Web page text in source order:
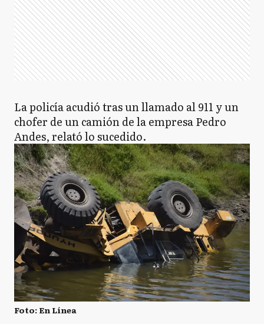
La policía acudió tras un llamado al 911 y un
chofer de un camión de la empresa Pedro
Andes, relató lo sucedido.
Foto: En Línea